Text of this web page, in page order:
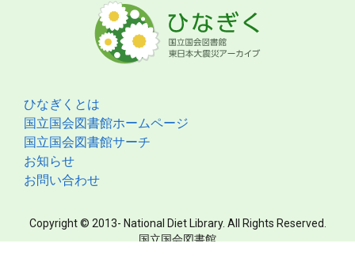
ひなぎくとは
国立国会図書館ホームページ
国立国会図書館サーチ
お知らせ
お問い合わせ
Copyright © 2013- National Diet Library. All Rights Reserved.